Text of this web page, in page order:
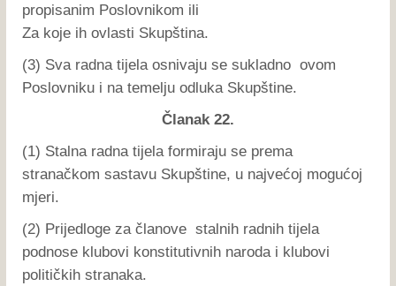
propisanim Poslovnikom ili
Za koje ih ovlasti Skupština.
(3) Sva radna tijela osnivaju se sukladno ovom
Poslovniku i na temelju odluka Skupštine.
Članak 22.
(1) Stalna radna tijela formiraju se prema
stranačkom sastavu Skupštine, u najvećoj mogućoj
mjeri.
(2) Prijedloge za članove stalnih radnih tijela
podnose klubovi konstitutivnih naroda i klubovi
političkih stranaka.